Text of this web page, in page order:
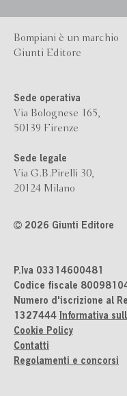
Bompiani è un marchio
Giunti Editore
Sede operativa
Via Bolognese 165,
50139 Firenze
Sede legale
Via G.B.Pirelli 30,
20124 Milano
2026 Giunti Editore
P.Iva 03314600481
Codice fiscale
Numero d'iscrizione al
1327444 Informativa
Cookie Policy
Contatti
Regolamenti e concorsi